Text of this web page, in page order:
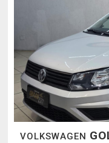
VOLKSWAGEN